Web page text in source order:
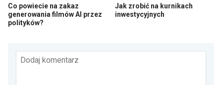
Co powiecie na zakaz
generowania filmów AI przez
polityków?
Jak zrobić na kurnikach
inwestycyjnych
Dodaj komentarz